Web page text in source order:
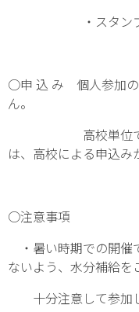
・スタンプ
○申 込 み 個人参加の
ん。
高校単位で貸切
は、高校による申込み
○注意事項
・暑い時期での開催
ないよう、水分補給を
十分注意して参加